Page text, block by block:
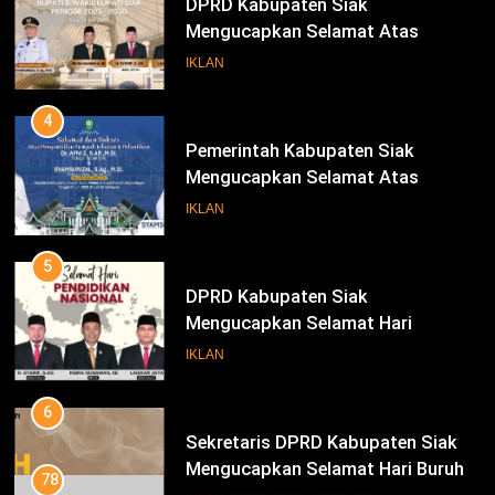
DPRD Kabupaten Siak
Mengucapkan Selamat Atas
Pengambilan Sumpah Jabatan
IKLAN
4
Pemerintah Kabupaten Siak
Mengucapkan Selamat Atas
Pengambilan Sumpah Jabatan
IKLAN
5
DPRD Kabupaten Siak
Mengucapkan Selamat Hari
Pendidikan Nasional
IKLAN
6
Sekretaris DPRD Kabupaten Siak
Mengucapkan Selamat Hari Buruh
78